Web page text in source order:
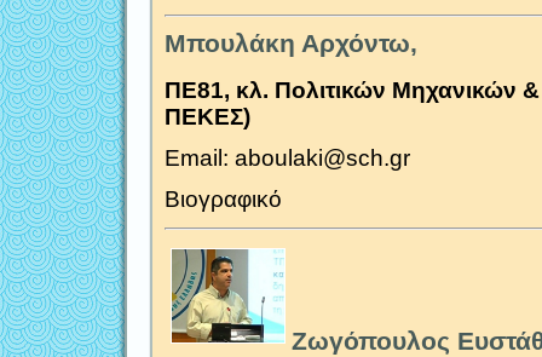
Μπουλάκη Αρχόντω,
ΠΕ81, κλ. Πολιτικών Μηχανικών
ΠΕΚΕΣ)
Email: aboulaki@sch.gr
Βιογραφικό
Ζωγόπουλος